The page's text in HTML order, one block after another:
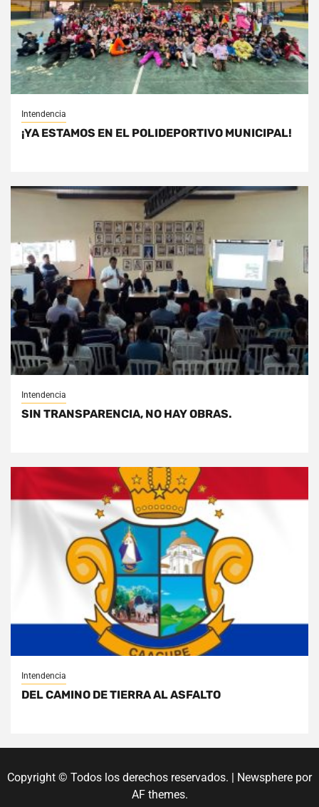
Intendencia
¡YA ESTAMOS EN EL POLIDEPORTIVO MUNICIPAL!
Intendencia
SIN TRANSPARENCIA, NO HAY OBRAS.
Intendencia
DEL CAMINO DE TIERRA AL ASFALTO
Copyright © Todos los derechos reservados. | Newsphere por
AF themes.